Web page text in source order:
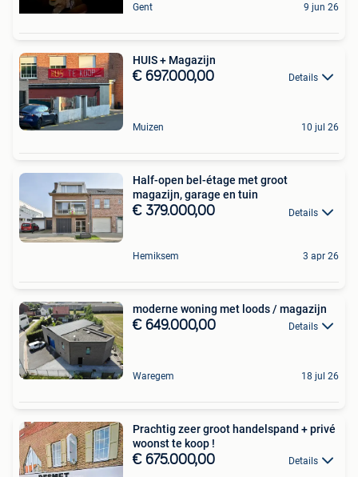
Gent 9 jun 26
HUIS + Magazijn
€ 697.000,00 Details
Muizen 10 jul 26
Half-open bel-étage met groot
magazijn, garage en tuin
€ 379.000,00 Details
Hemiksem 3 apr 26
moderne woning met loods / magazijn
€ 649.000,00 Details
Waregem 18 jul 26
Prachtig zeer groot handelspand + privé
woonst te koop !
€ 675.000,00 Details